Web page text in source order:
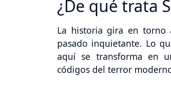
¿De qué trata
La historia gira en torno
pasado inquietante. Lo
aquí se transforma en
códigos del terror